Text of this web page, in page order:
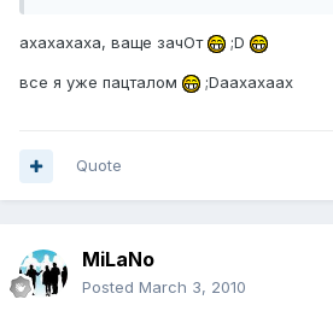
ахахахаха, ваще зачОт ;D
все я уже пацталом ;Dаахахаах
Quote
MiLaNo
Posted March 3, 2010